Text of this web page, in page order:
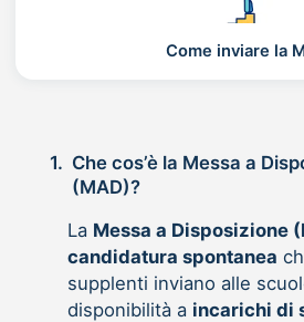
Come inviare la
1. Che cos’è la Messa a Disposizione
(MAD)?
La Messa a Disposizione
candidatura spontanea
supplenti inviano alle
disponibilità a incarichi di